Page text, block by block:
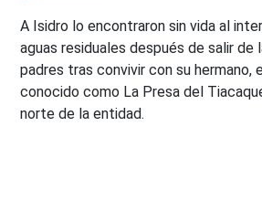
A Isidro lo encontraron sin vida al
aguas residuales después de salir de
padres tras convivir con su hermano,
conocido como La Presa del
norte de la entidad.